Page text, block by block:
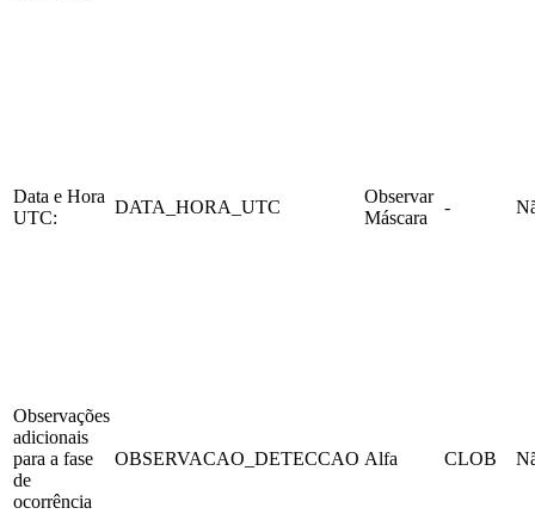
Data e Hora
UTC:
DATA_HORA_UTC
Observar
Máscara
-
Observações
adicionais
para a fase
de
ocorrência
OBSERVACAO_DETECCAO Alfa CLOB